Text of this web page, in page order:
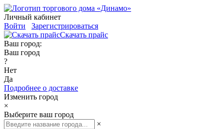
Личный кабинет
Войти
Зарегистрироваться
Скачать прайс
Ваш город:
Ваш город
?
Нет
Да
Подробнее о доставке
Изменить город
×
Выберите ваш город
×